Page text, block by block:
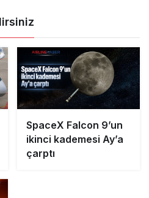
SpaceX Falcon 9’un
ikinci kademesi Ay’a
çarptı